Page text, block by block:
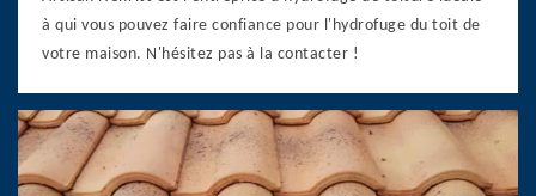
à qui vous pouvez faire confiance pour l'hydrofuge du toit de
votre maison. N'hésitez pas à la contacter !